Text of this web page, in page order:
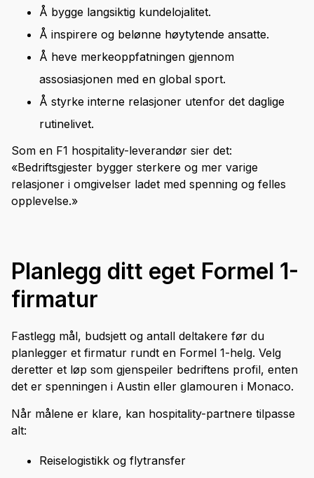
Å bygge langsiktig kundelojalitet.
Å inspirere og belønne høytytende ansatte.
Å heve merkeoppfatningen gjennom
assosiasjonen med en global sport.
Å styrke interne relasjoner utenfor det daglige
rutinelivet.
Som en F1 hospitality-leverandør sier det:
«Bedriftsgjester bygger sterkere og mer varige
relasjoner i omgivelser ladet med spenning og felles
opplevelse.»
Planlegg ditt eget Formel 1-
firmatur
Fastlegg mål, budsjett og antall deltakere før du
planlegger et firmatur rundt en Formel 1-helg. Velg
deretter et løp som gjenspeiler bedriftens profil, enten
det er spenningen i Austin eller glamouren i Monaco.
Når målene er klare, kan hospitality-partnere tilpasse
alt:
Reiselogistikk og flytransfer